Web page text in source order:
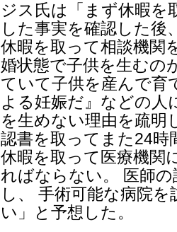
ジス氏は「まず休暇を
した事実を確認した後
休暇を取って相談機関
婚状態で子供を生むの
ていて子供を産んで育
よる妊娠だ』などの人
を生めない理由を疏明
認書を取ってまた24時
休暇を取って医療機関
ればならない。 医師
し、 手術可能な病院
い」と予想した。